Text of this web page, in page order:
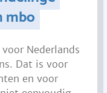
mbo
Nederlands
Dat is voor
en voor